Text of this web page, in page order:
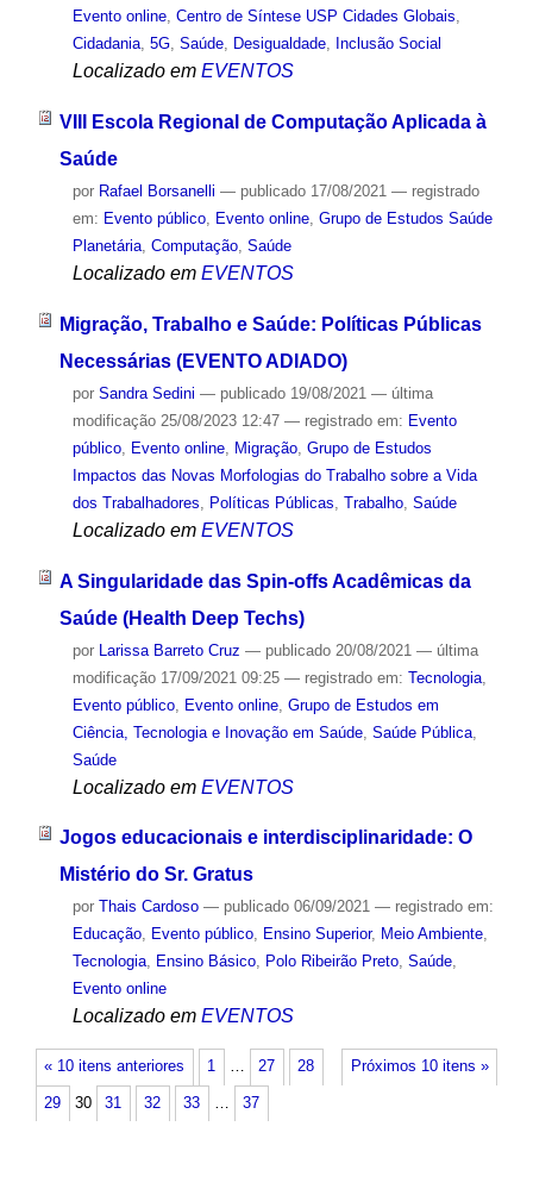
Evento online, Centro de Síntese USP Cidades Globais,
Cidadania, 5G, Saúde, Desigualdade, Inclusão Social
Localizado em EVENTOS
VIII Escola Regional de Computação Aplicada à
Saúde
por Rafael Borsanelli — publicado17/08/2021 — registrado
em: Evento público, Evento online, Grupo de Estudos Saúde
Planetária, Computação, Saúde
Localizado em EVENTOS
Migração, Trabalho e Saúde: Políticas Públicas
Necessárias (EVENTO ADIADO)
por Sandra Sedini — publicado19/08/2021 — última
modificação25/08/2023 12:47 — registrado em: Evento
público, Evento online, Migração, Grupo de Estudos
Impactos das Novas Morfologias do Trabalho sobre a Vida
dos Trabalhadores
Políticas Públicas Trabalho, Saúde
Localizado em EVENTOS
A Singularidade das Spin-offs Acadêmicas da
Saúde (Health Deep Techs)
por Larissa Barreto Cruz — publicado20/08/2021 — última
modificação17/09/2021 09:25 — registrado em: Tecnologia,
Evento público, Evento online, Grupo de Estudos em
Ciência, Tecnologia e Inovação em Saúde, Saúde Pública,
Saúde
Localizado em EVENTOS
Jogos educacionais e interdisciplinaridade: O
Mistério do Sr. Gratus
por Thais Cardoso — publicado06/09/2021 — registrado em:
Educação, Evento público, Ensino Superior, Meio Ambiente,
Tecnologia, Ensino Básico, Polo Ribeirão Preto, Saúde,
Evento online
Localizado em EVENTOS
« 10 itens anteriores Próximos 10 itens »
1 … 27 28
29 30 31 32 33 … 37